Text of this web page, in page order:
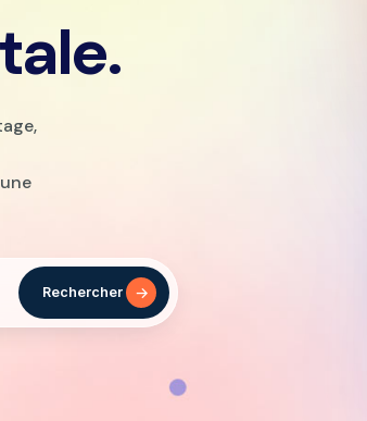
Rechercher